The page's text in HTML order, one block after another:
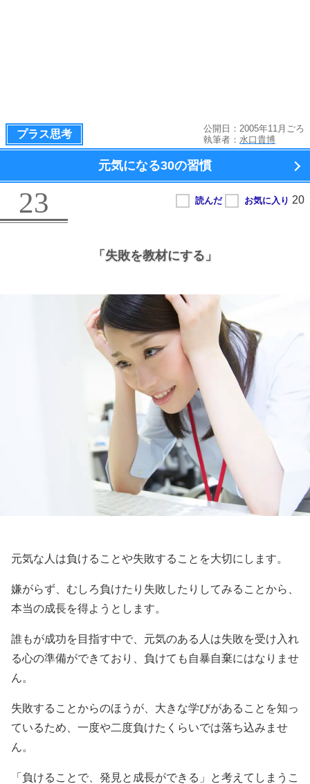
プラス思考
公開日：2005年11月ごろ
執筆者： 水口貴博
元気になる30の習慣
23
「失敗を教材にする」
元気な人は負けることや失敗することを大切にします。
嫌がらず、むしろ負けたり失敗したりしてみることから、
本当の成長を得ようとします。
誰もが成功を目指す中で、元気のある人は失敗を受け入れ
る心の準備ができており、負けても自暴自棄にはなりませ
ん。
失敗することからのほうが、大きな学びがあることを知っ
ているため、一度や二度負けたくらいでは落ち込みませ
ん。
「負けることで、発見と成長ができる」と考えてしまうこ